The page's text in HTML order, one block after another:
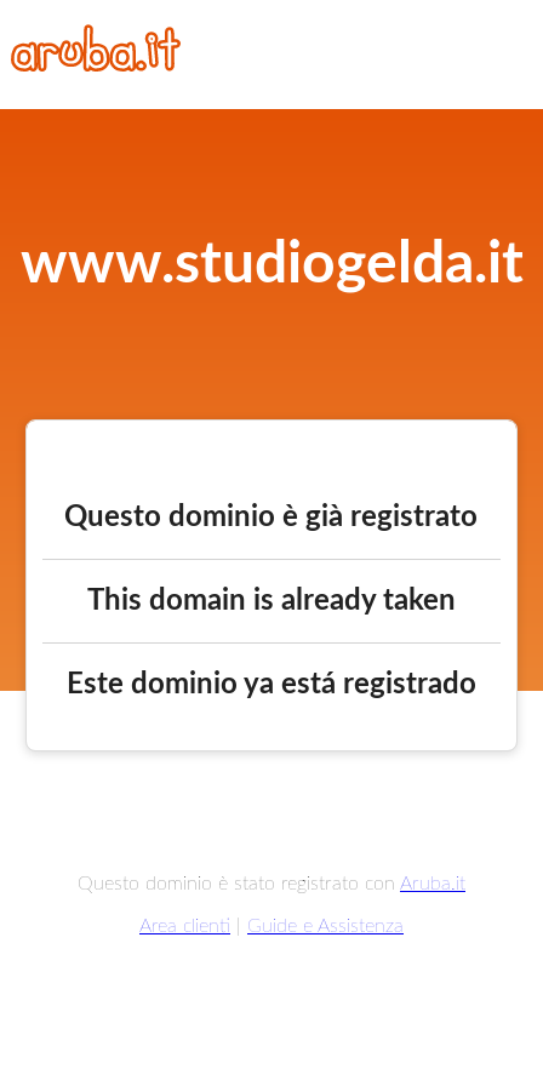
www.studiogelda.it
Questo dominio è già registrato
This domain is already taken
Este dominio ya está registrado
Questo dominio è stato registrato con Aruba.it
Area clienti Guide e Assistenza